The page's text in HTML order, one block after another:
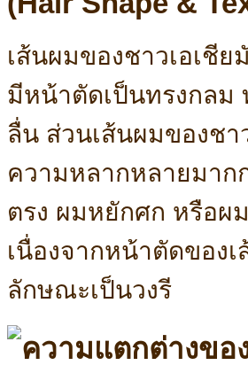
เส้นผมของชาวเอเชีย
มีหน้าตัดเป็นทรงกลม
ลื่น ส่วนเส้นผมของชา
ความหลากหลายมาก
ตรง ผมหยักศก หรือผ
เนื่องจากหน้าตัดของ
ลักษณะเป็นวงรี